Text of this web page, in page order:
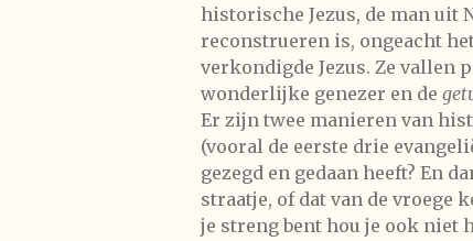
historische Jezus, de man uit
reconstrueren is, ongeacht
verkondigde Jezus. Ze vallen
wonderlijke genezer en de
Er zijn twee manieren van
(vooral de eerste drie
gezegd en gedaan heeft? En
straatje, of dat van de vroege
je streng bent hou je ook niet